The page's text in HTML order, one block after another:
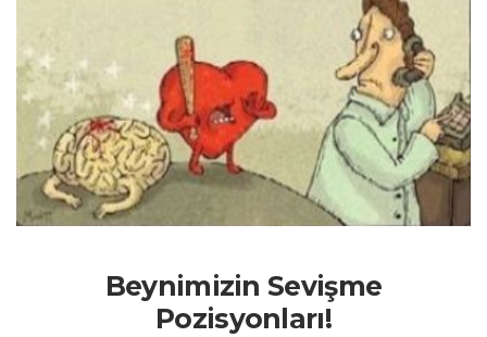
Beynimizin Sevişme
Pozisyonları!